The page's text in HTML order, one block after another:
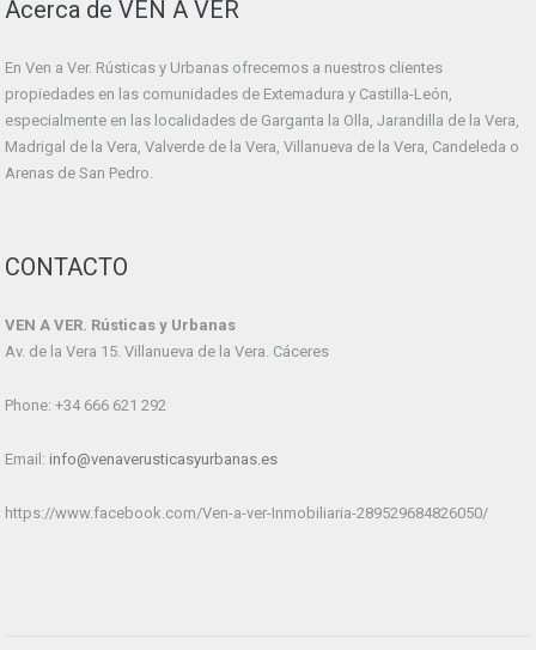
Acerca de VEN A VER
En Ven a Ver. Rústicas y Urbanas ofrecemos a nuestros clientes
propiedades en las comunidades de Extemadura y Castilla-León,
especialmente en las localidades de Garganta la Olla, Jarandilla de la Vera,
Madrigal de la Vera, Valverde de la Vera, Villanueva de la Vera, Candeleda o
Arenas de San Pedro.
CONTACTO
VEN A VER. Rústicas y Urbanas
Av. de la Vera 15. Villanueva de la Vera. Cáceres
Phone: +34 666 621 292
Email: info@venaverusticasyurbanas.es
https://www.facebook.com/Ven-a-ver-Inmobiliaria-289529684826050/